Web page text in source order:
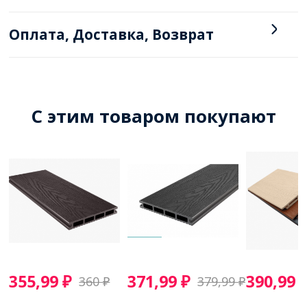
Оплата, Доставка, Возврат
C этим товаром покупают
355,99₽ 360₽
371,99₽ 379,99₽390,99